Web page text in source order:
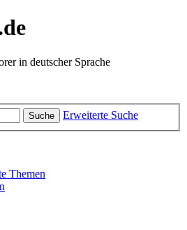
in deutscher Sprache
Suche Erweiterte Suche
Themen